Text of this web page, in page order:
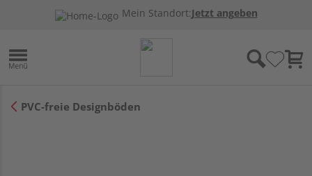
Mein Standort:Jetzt angeben
PVC-freie Designböden